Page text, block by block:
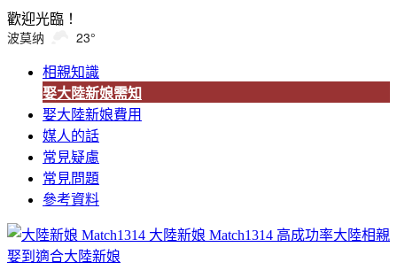
歡迎光臨！
波莫纳 23°
相親知識
娶大陸新娘需知
娶大陸新娘費用
媒人的話
常見疑慮
常見問題
參考資料
大陸新娘 Match1314 高成功率大陸相親
娶到適合大陸新娘